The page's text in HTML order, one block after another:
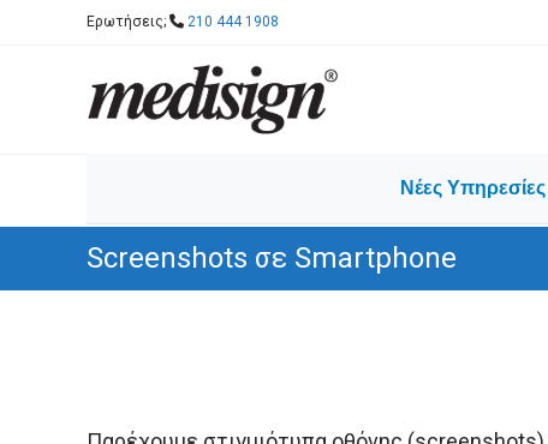
Ερωτήσεις; 210 444 1908
Νέες Υπηρεσίες
Screenshots σε Smartphone